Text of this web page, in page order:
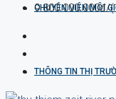
CHUYÊN VIÊN MÔI
THÔNG TIN THỊ
9.800.000.000đ/